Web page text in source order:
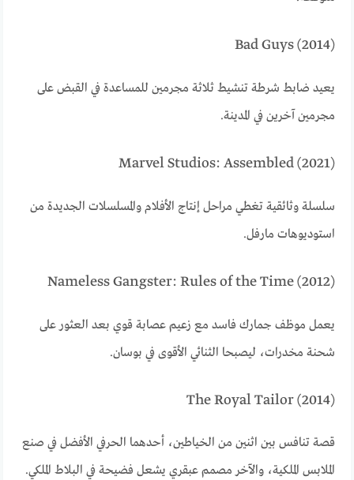
Bad Guys (2014)
يعيد ضابط شرطة تنشيط ثلاثة مجرمين للمساعدة في القبض على
مجرمين آخرين في المدينة.
Marvel Studios: Assembled (2021)
سلسلة وثائقية تغطي مراحل إنتاج الأفلام والمسلسلات الجديدة من
استوديوهات مارفل.
Nameless Gangster: Rules of the Time (2012)
يعمل موظف جمارك فاسد مع زعيم عصابة قوي بعد العثور على
شحنة مخدرات، ليصبحا الثنائي الأقوى في بوسان.
The Royal Tailor (2014)
قصة تنافس بين اثنين من الخياطين، أحدهما الحرفي الأفضل في صنع
الملابس الملكية، والآخر مصمم عبقري يشعل فضيحة في البلاط الملكي.